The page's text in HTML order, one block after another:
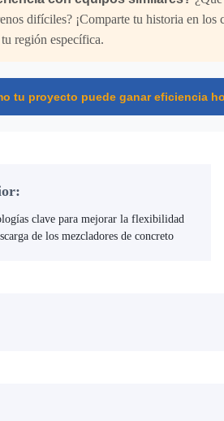
difíciles? ¡Comparte tu historia en
región específica.
tu proyecto puede ganar eficiencia
clave para mejorar la flexibilidad
de los mezcladores de concreto